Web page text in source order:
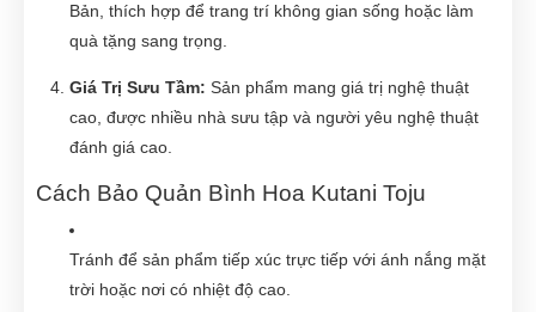
Bản, thích hợp để trang trí không gian sống hoặc làm
quà tặng sang trọng.
Giá Trị Sưu Tầm: Sản phẩm mang giá trị nghệ thuật
cao, được nhiều nhà sưu tập và người yêu nghệ thuật
đánh giá cao.
Cách Bảo Quản Bình Hoa Kutani Toju
Tránh để sản phẩm tiếp xúc trực tiếp với ánh nắng mặt
trời hoặc nơi có nhiệt độ cao.